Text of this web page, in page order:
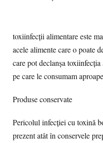
Creșterea
toxiinfecții alimentare este
acele alimente care o poate
care pot declanșa
pe care le consumam
Produse conservate
Pericolul infecției cu toxină
prezent atât în conservele